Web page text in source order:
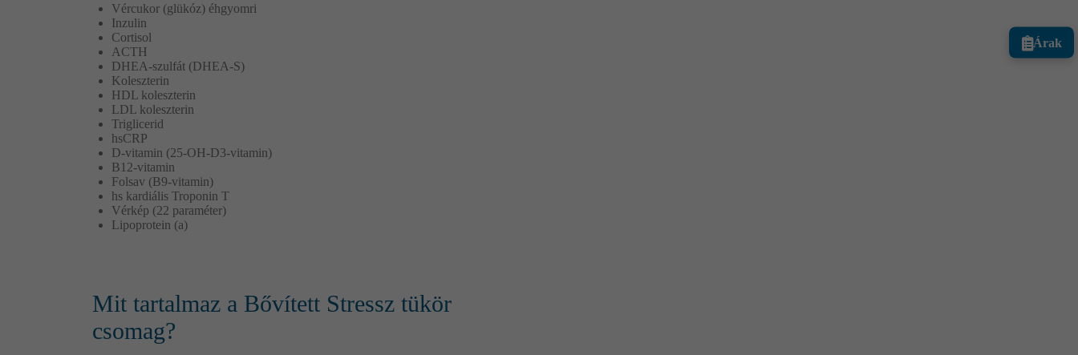
Vércukor (glükóz) éhgyomri
Inzulin
Cortisol
ACTH
DHEA-szulfát (DHEA-S)
Koleszterin
HDL koleszterin
LDL koleszterin
Triglicerid
hsCRP
D-vitamin (25-OH-D3-vitamin)
B12-vitamin
Folsav (B9-vitamin)
hs kardiális Troponin T
Vérkép (22 paraméter)
Lipoprotein (a)
Mit tartalmaz a Bővített Stressz tükör
csomag?
Árak